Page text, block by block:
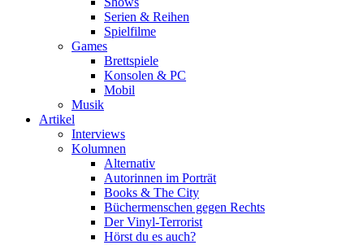
Serien & Reihen
Spielfilme
Games
Brettspiele
Konsolen & PC
Mobil
Musik
Artikel
Interviews
Kolumnen
Alternativ
Autorinnen im Porträt
Books & The City
Büchermenschen gegen Rechts
Der Vinyl-Terrorist
Hörst du es auch?